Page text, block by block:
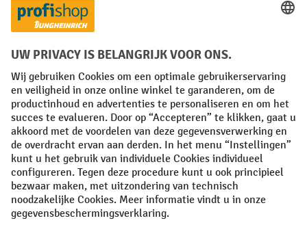
Facebook
YouTube
LinkedInInstagram
Algemene leveringsvoorwaarden Copyright
Privacyverklaring Privacy Instellingen
All prices excl. VAT plusshipping costs and possible delivery charges,
if not stated otherwise.
¹ De korting is geldig zolang de voorraad strekt. De korting is niet van
toepassing op speciale prijzen. Een combinatie met andere
procentuele kortingen of vouchers is niet mogelijk. | ² De korting